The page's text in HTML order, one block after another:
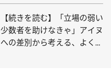
【続きを読む】「立場の弱い
少数者を助けなきゃ」アイヌ
への差別から考える、よくあ